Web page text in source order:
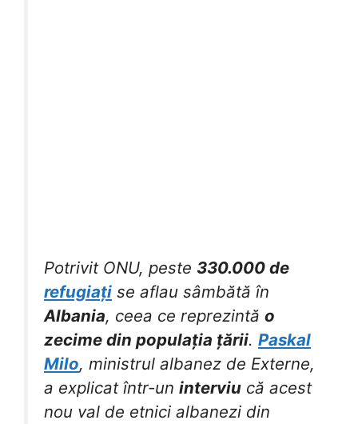
Potrivit ONU, peste 330.000 de
refugiați se aflau sâmbătă în
Albania, ceea ce reprezintă o
zecime din populația țării. Paskal
Milo, ministrul albanez de Externe,
a explicat într-un interviu că acest
nou val de etnici albanezi din